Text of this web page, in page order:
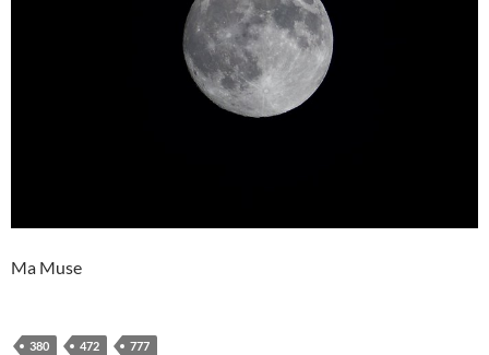
Ma Muse
380 472 777